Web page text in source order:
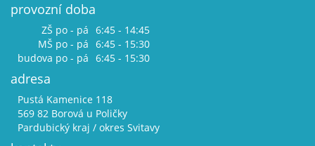
provozní doba
ZŠ po - pá 6:45 - 14:45
MŠ po - pá 6:45 - 15:30
budova po - pá 6:45 - 15:30
adresa
Pustá Kamenice 118
569 82 Borová u Poličky
Pardubický kraj / okres Svitavy